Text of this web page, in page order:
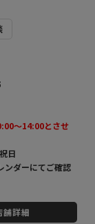
～14:00とさせ
日
ンダーにてご確認
舗詳細